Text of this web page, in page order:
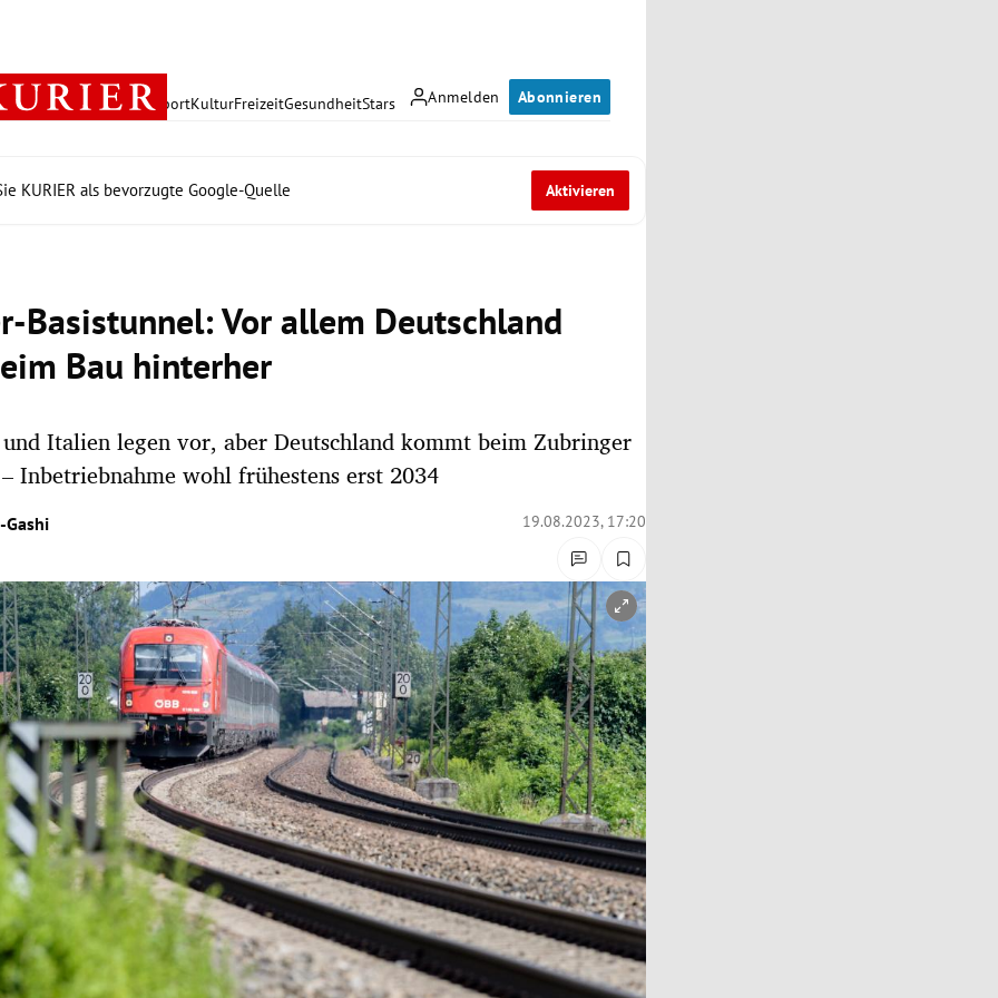
Anmelden Abonnieren
PolitikWirtschaft SportKulturFreizeitGesundheitStars
KURIER als bevorzugte Google-Quelle Aktivieren
Basistunnel: Vor allem Deutschland
Bau hinterher
Italien legen vor, aber Deutschland kommt beim Zubringer
Inbetriebnahme wohl frühestens erst 2034
19.08.2023, 17:20
öffnen/schließen